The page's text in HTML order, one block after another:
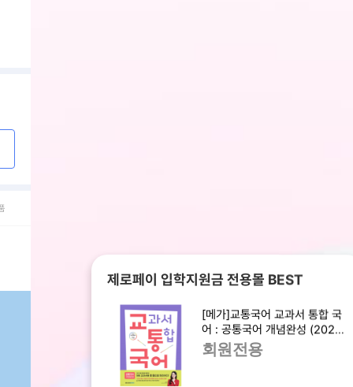
제로페이 입학지원금 전용몰 BEST
[메가]교통국어 교과서 통합 국
어 : 공통국어 개념완성 (2025
년)
회원전용